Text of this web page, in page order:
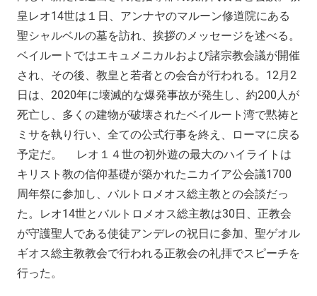
皇レオ14世は１日、アンナヤのマルーン修道院にある
聖シャルベルの墓を訪れ、挨拶のメッセージを述べる。
ベイルートではエキュメニカルおよび諸宗教会議が開催
され、その後、教皇と若者との会合が行われる。12月2
日は、2020年に壊滅的な爆発事故が発生し、約200人が
死亡し、多くの建物が破壊されたベイルート湾で黙祷と
ミサを執り行い、全ての公式行事を終え、ローマに戻る
予定だ。 レオ１４世の初外遊の最大のハイライトは
キリスト教の信仰基礎が築かれたニカイア公会議1700
周年祭に参加し、バルトロメオス総主教との会談だっ
た。レオ14世とバルトロメオス総主教は30日、正教会
が守護聖人である使徒アンデレの祝日に参加、聖ゲオル
ギオス総主教教会で行われる正教会の礼拝でスピーチを
行った。